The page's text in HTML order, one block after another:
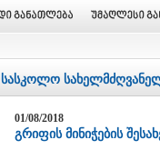
სასკოლო
01/08/2018
გრიფის მინიჭების